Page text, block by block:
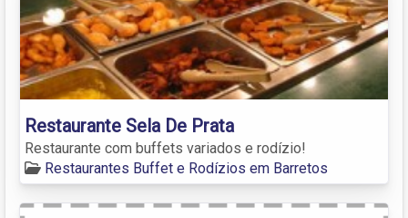
Restaurante Sela De Prata
Restaurante com buffets variados e rodízio!
Restaurantes Buffet e Rodízios em Barretos